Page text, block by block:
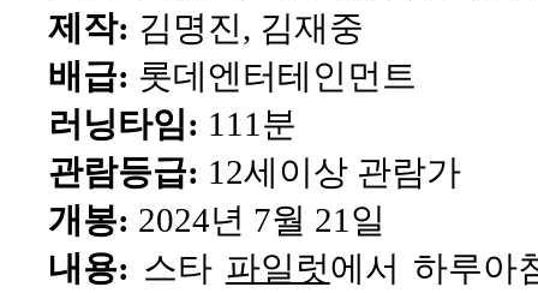
제작: 김명진, 김재중
배급: 롯데엔터테인먼트
러닝타임: 111분
관람등급: 12세이상 관람가
개봉: 2024년 7월 21일
내용: 스타 파일럿에서 하루아